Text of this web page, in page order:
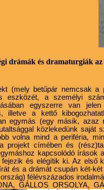
drámák és dramaturgiák
(mely betűpár nemcsak a
eszközét, a személyi
egyszerre van
illetve a kettő
egymás (egy másik, azaz
közlekedünk saját
volna mind a periféria,
projekt címében és
kapcsolódó írások
fejezik és elégítik ki. Az első
és a drámát csupán két-
félévszázados
GÁLLOS ORSOLYA,